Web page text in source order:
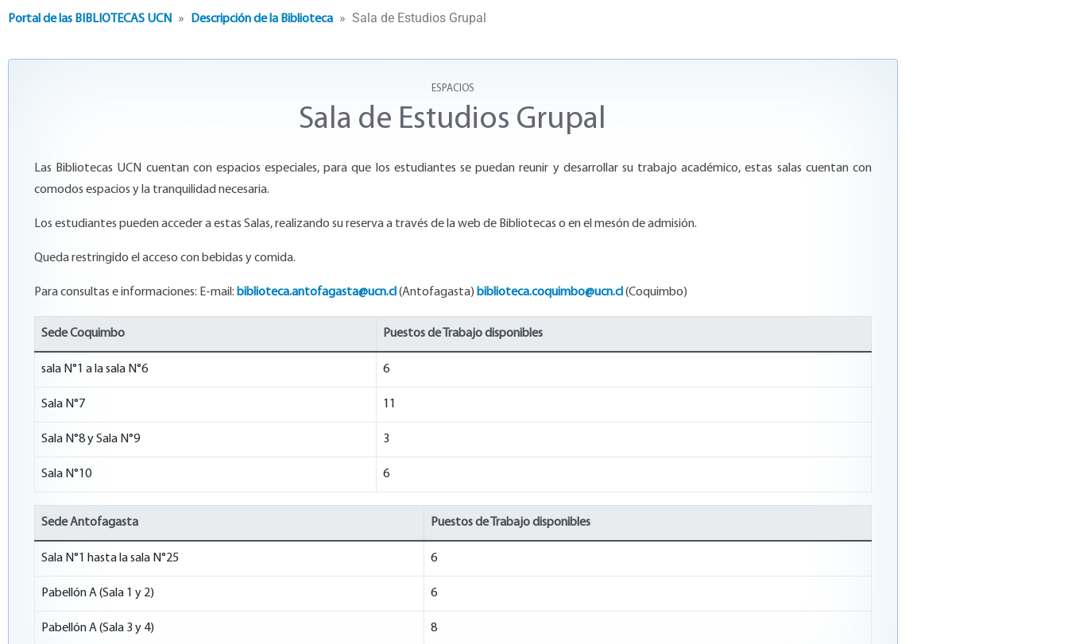
Portal de las BIBLIOTECAS UCN » Descripción de la Biblioteca » Sala de Estudios Grupal
ESPACIOS
Sala de Estudios Grupal
Las Bibliotecas UCN cuentan con espacios especiales, para que los estudiantes se puedan reunir y desarrollar su trabajo académico, estas salas cuentan con
comodos espacios y la tranquilidad necesaria.
Los estudiantes pueden acceder a estas Salas, realizando su reserva a través de la web de Bibliotecas o en el mesón de admisión.
Queda restringido el acceso con bebidas y comida.
Para consultas e informaciones: E-mail: biblioteca.antofagasta@ucn.cl (Antofagasta) biblioteca.coquimbo@ucn.cl (Coquimbo)
Sede Coquimbo Puestos de Trabajo disponibles
sala N°1 a la sala N°6 6
Sala N°7 11
Sala N°8 y Sala N°9 3
Sala N°10 6
Sede Antofagasta Puestos de Trabajo disponibles
Sala N°1 hasta la sala N°25 6
Pabellón A (Sala 1 y 2) 6
Pabellón A (Sala 3 y 4) 8